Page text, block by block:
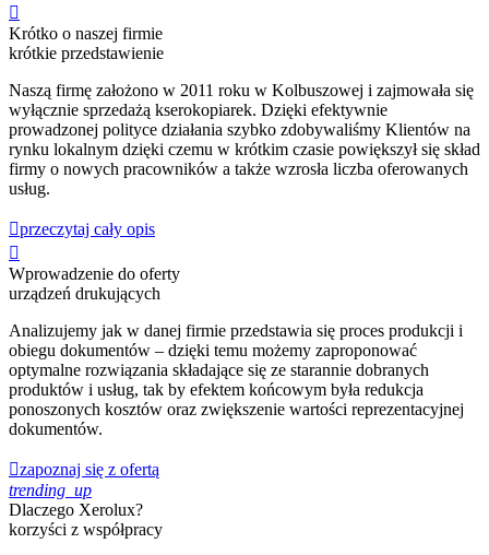

Krótko o naszej firmie
krótkie przedstawienie
Naszą firmę założono w 2011 roku w Kolbuszowej i zajmowała się
wyłącznie sprzedażą kserokopiarek. Dzięki efektywnie
prowadzonej polityce działania szybko zdobywaliśmy Klientów na
rynku lokalnym dzięki czemu w krótkim czasie powiększył się skład
firmy o nowych pracowników a także wzrosła liczba oferowanych
usług.
przeczytaj cały opis

Wprowadzenie do oferty
urządzeń drukujących
Analizujemy jak w danej firmie przedstawia się proces produkcji i
obiegu dokumentów – dzięki temu możemy zaproponować
optymalne rozwiązania składające się ze starannie dobranych
produktów i usług, tak by efektem końcowym była redukcja
ponoszonych kosztów oraz zwiększenie wartości reprezentacyjnej
dokumentów.
zapoznaj się z ofertą
trending_up
Dlaczego Xerolux?
korzyści z współpracy